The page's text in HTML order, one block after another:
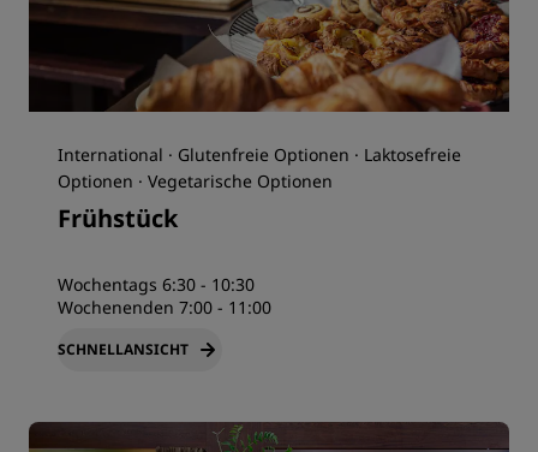
International · Glutenfreie Optionen · Laktosefreie
Optionen · Vegetarische Optionen
Frühstück
Wochentags 6:30 - 10:30
Wochenenden 7:00 - 11:00
SCHNELLANSICHT